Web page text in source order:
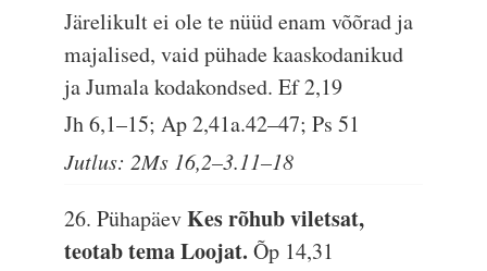
Järelikult ei ole te nüüd enam võõrad ja
majalised, vaid pühade kaaskodanikud
ja Jumala kodakondsed.Ef 2,19
Jh 6,1–15; Ap 2,41a.42–47; Ps 51
Jutlus: 2Ms 16,2–3.11–18
26. PühapäevKes rõhub viletsat,
teotab tema Loojat.Õp 14,31